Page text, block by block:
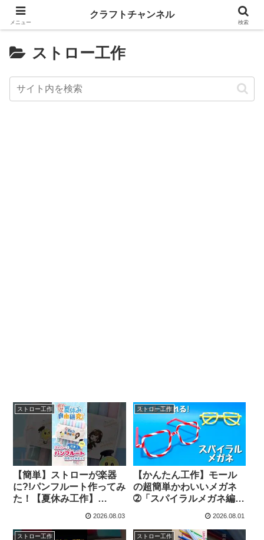
ストロー工作
ストロー工作
【簡単】ストローが楽器
に?!パンフルート作ってみ
た！【夏休み工作】
#shorts #雑学 #夏休み –
パテすけの知的財産解説
【アース国際特許商標事
2026.08.03
ストロー工作
【かんたん工作】モール
の超簡単かわいいメガネ
➁「スパイラルメガネ編」
作り方【ストロー】変身
工作・おしゃれ工作 – ち
ゃんねるできたくん
2026.08.01
ストロー工作 ストロー工作
メニュー
クラフトチャンネル
検索